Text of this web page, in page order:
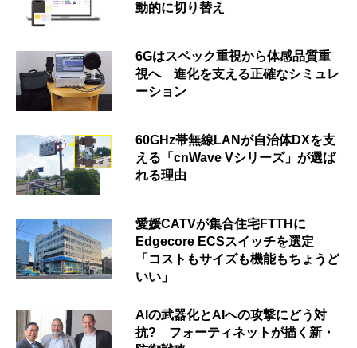
動的に切り替え
6Gはスペック重視から体感品質重
視へ 進化を支える正確なシミュレ
ーション
60GHz帯無線LANが自治体DXを支
える「cnWave Vシリーズ」が選ば
れる理由
愛媛CATVが集合住宅FTTHに
Edgecore ECSスイッチを選定
「コストもサイズも機能もちょうど
いい」
AIの武器化とAIへの攻撃にどう対
抗? フォーティネットが描く新・